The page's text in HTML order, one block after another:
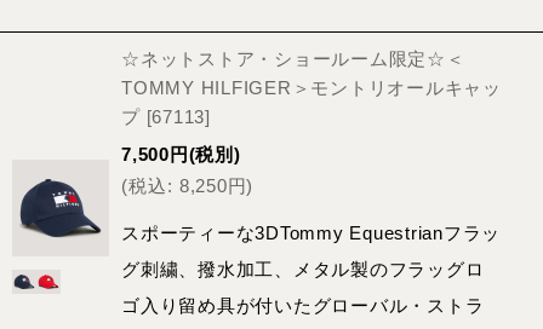
☆ネットストア・ショールーム限定☆＜
TOMMY HILFIGER＞モントリオールキャッ
プ [67113]
7,500 円(税別)
(税込: 8,250円)
スポーティーな3DTommy Equestrianフラッ
グ刺繍、撥水加工、メタル製のフラッグロ
ゴ入り留め具が付いたグローバル・ストラ